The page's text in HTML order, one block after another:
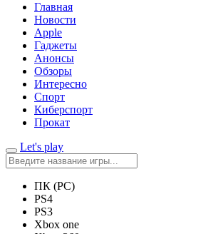
Главная
Новости
Apple
Гаджеты
Анонсы
Обзоры
Интересно
Спорт
Киберспорт
Прокат
Let's play
ПК (PC)
PS4
PS3
Xbox one